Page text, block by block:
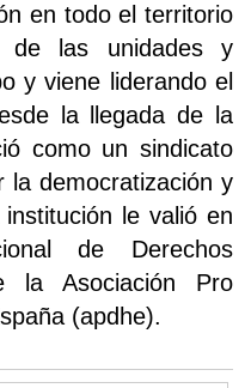
en todo el territorio
de las unidades y
y viene liderando el
la llegada de la
como un sindicato
la democratización y
le valió en
de Derechos
la Asociación Pro
(apdhe).